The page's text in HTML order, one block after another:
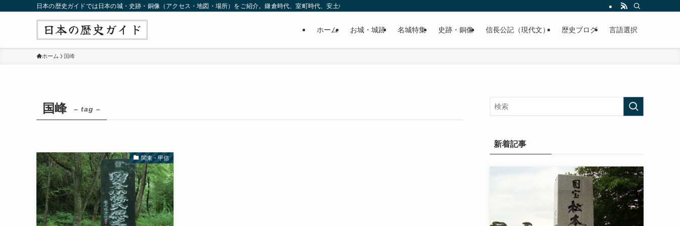
日本の歴史ガイドでは日本の城・史跡・銅像（アクセス・地図・場所）をご紹介。鎌倉時代、室町時代、安土桃山時代（戦国時代）、江戸時代と幅広くご紹介致します。
ホーム お城・城跡 名城特集 史跡・銅像 信長公記（現代文） 歴史ブログ 言語選択
ホーム 国峰
国峰 – tag –
関東・甲信
新着記事